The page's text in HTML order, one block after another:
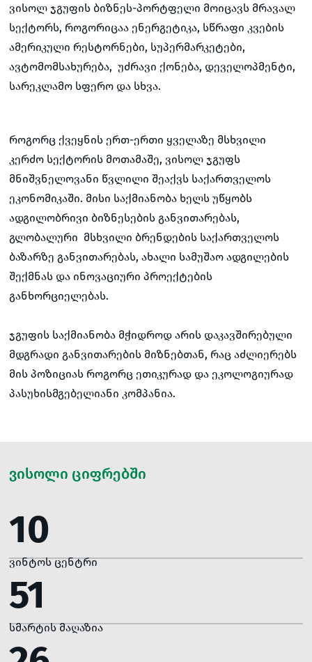
ვისოლ ჯგუფის ბიზნეს-პორტფელი მოიცავს მრავალ
სექტორს, როგორიცაა ენერგეტიკა, სწრაფი კვების
ამერიკული რესტორნები, სუპერმარკეტები,
ავტომომსახურება, უძრავი ქონება, დეველოპმენტი,
სარეკლამო სფერო და სხვა.
როგორც ქვეყნის ერთ-ერთი ყველაზე მსხვილი
კერძო სექტორის მოთამაშე, ვისოლ ჯგუფს
მნიშვნელოვანი წვლილი შეაქვს საქართველოს
ეკონომიკაში. მისი საქმიანობა ხელს უწყობს
ადგილობრივი ბიზნესების განვითარებას,
გლობალური მსხვილი ბრენდების საქართველოს
ბაზარზე განვითარებას, ახალი სამუშაო ადგილების
შექმნას და ინოვაციური პროექტების
განხორციელებას.
ჯგუფის საქმიანობა მჭიდროდ არის დაკავშირებული
მდგრადი განვითარების მიზნებთან, რაც აძლიერებს
მის პოზიციას როგორც ეთიკურად და ეკოლოგიურად
პასუხისმგებელიანი კომპანია.
ვისოლი ციფრებში
10
ვინტოს ცენტრი
51
სმარტის მაღაზია